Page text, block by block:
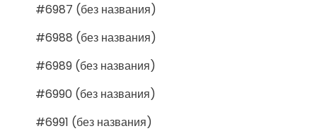
#6987 (без названия)
#6988 (без названия)
#6989 (без названия)
#6990 (без названия)
#6991 (без названия)